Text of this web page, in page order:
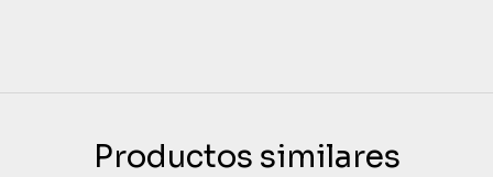
Productos similares